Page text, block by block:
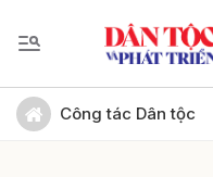
Công tác Dân tộc
Gửi bình luận